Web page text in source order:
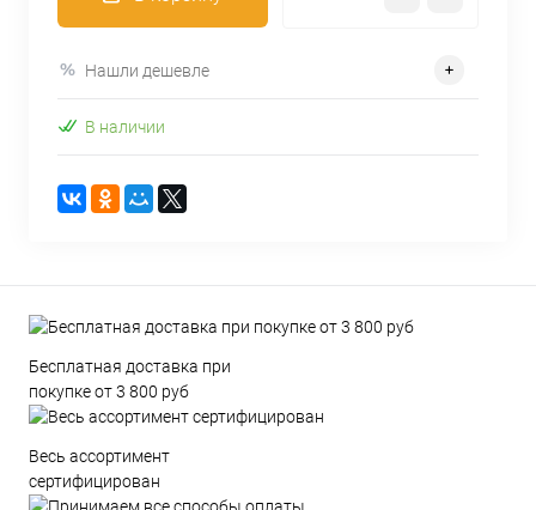
Нашли дешевле
В наличии
Бесплатная доставка при
покупке от 3 800 руб
Весь ассортимент
сертифицирован